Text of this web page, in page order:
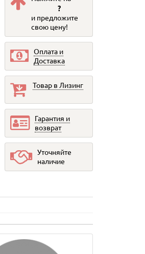
?
и предложите
свою цену!
Оплата и
Доставка
Товар в Лизинг
Гарантия и
возврат
Уточняйте
наличие